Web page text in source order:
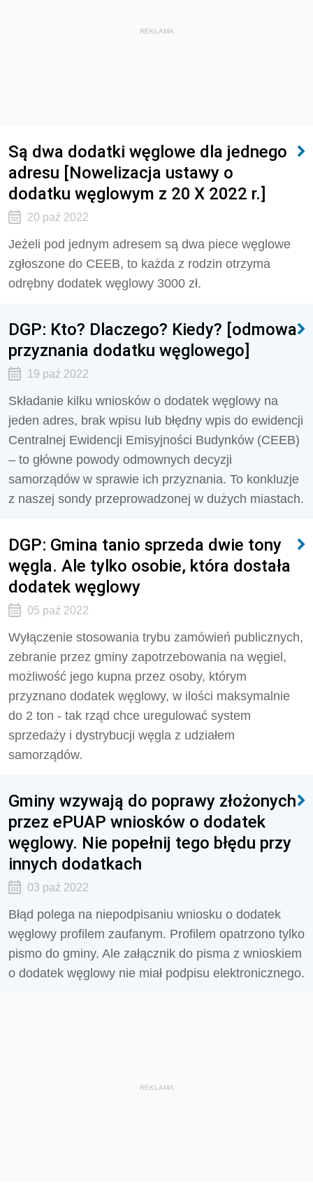
REKLAMA
Są dwa dodatki węglowe dla jednego
adresu [Nowelizacja ustawy o
dodatku węglowym z 20 X 2022 r.]
20 paź 2022
Jeżeli pod jednym adresem są dwa piece węglowe
zgłoszone do CEEB, to każda z rodzin otrzyma
odrębny dodatek węglowy 3000 zł.
DGP: Kto? Dlaczego? Kiedy? [odmowa
przyznania dodatku węglowego]
19 paź 2022
Składanie kilku wniosków o dodatek węglowy na
jeden adres, brak wpisu lub błędny wpis do ewidencji
Centralnej Ewidencji Emisyjności Budynków (CEEB)
– to główne powody odmownych decyzji
samorządów w sprawie ich przyznania. To konkluzje
z naszej sondy przeprowadzonej w dużych miastach.
DGP: Gmina tanio sprzeda dwie tony
węgla. Ale tylko osobie, która dostała
dodatek węglowy
05 paź 2022
Wyłączenie stosowania trybu zamówień publicznych,
zebranie przez gminy zapotrzebowania na węgiel,
możliwość jego kupna przez osoby, którym
przyznano dodatek węglowy, w ilości maksymalnie
do 2 ton - tak rząd chce uregulować system
sprzedaży i dystrybucji węgla z udziałem
samorządów.
Gminy wzywają do poprawy złożonych
przez ePUAP wniosków o dodatek
węglowy. Nie popełnij tego błędu przy
innych dodatkach
03 paź 2022
Błąd polega na niepodpisaniu wniosku o dodatek
węglowy profilem zaufanym. Profilem opatrzono tylko
pismo do gminy. Ale załącznik do pisma z wnioskiem
o dodatek węglowy nie miał podpisu elektronicznego.
REKLAMA